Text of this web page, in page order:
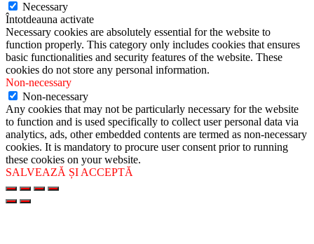
Necessary
Întotdeauna activate
Necessary cookies are absolutely essential for the website to
function properly. This category only includes cookies that ensures
basic functionalities and security features of the website. These
cookies do not store any personal information.
Non-necessary
Non-necessary
Any cookies that may not be particularly necessary for the website
to function and is used specifically to collect user personal data via
analytics, ads, other embedded contents are termed as non-necessary
cookies. It is mandatory to procure user consent prior to running
these cookies on your website.
SALVEAZĂ ȘI ACCEPTĂ